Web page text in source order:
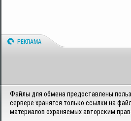
Файлы для обмена предоставлены
сервере хранятся только ссылки на
материалов охраняемых авторским